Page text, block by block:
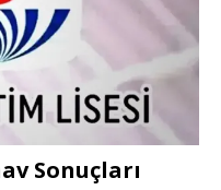
Sonuçları